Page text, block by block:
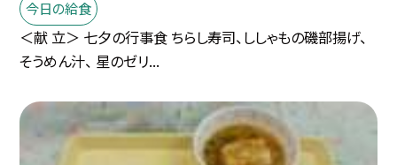
今日の給食
＜献 立＞ 七夕の行事食 ちらし寿司、ししゃもの磯部揚げ、
そうめん汁、 星のゼリ...